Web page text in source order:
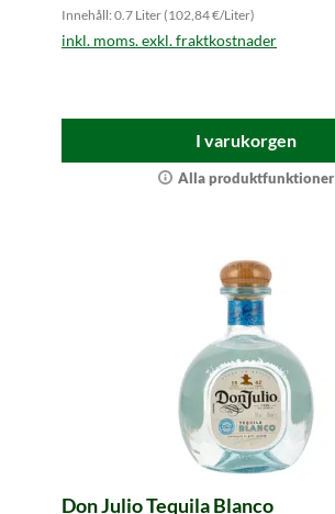
Innehåll: 0.7 Liter (102,84 €/Liter)
inkl. moms. exkl. fraktkostnader
I varukorgen
Alla produktfunktioner
Don Julio Tequila Blanco